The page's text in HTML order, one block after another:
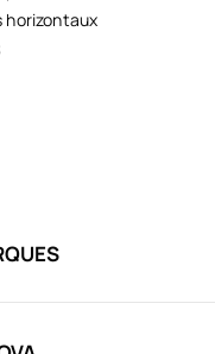
horizontaux